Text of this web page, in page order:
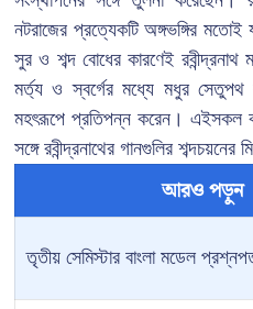
নটরাজের প্রত্যেকটি অঙ্গভঙ্গির
সুর ও শব্দ বোধের কারণেই
মর্ত্য ও স্বর্গের মধ্যে মধুর সেতুপথ
মহৎরূপে প্রতিপন্ন করেন। এইসকল
সঙ্গে রবীন্দ্রনাথের গানগুলির
আরও পড়ুন
তৃতীয় সেমিস্টার বাংলা মডেল